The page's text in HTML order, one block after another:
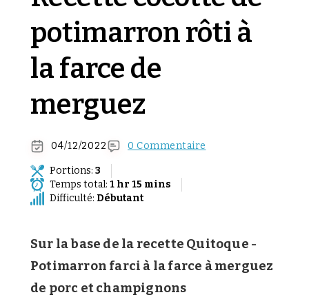
potimarron rôti à
la farce de
merguez
04/12/2022 0 Commentaire
Portions: 3
Temps total: 1 hr 15 mins
Difficulté: Débutant
Sur la base de la recette Quitoque -
Potimarron farci à la farce à merguez
de porc et champignons